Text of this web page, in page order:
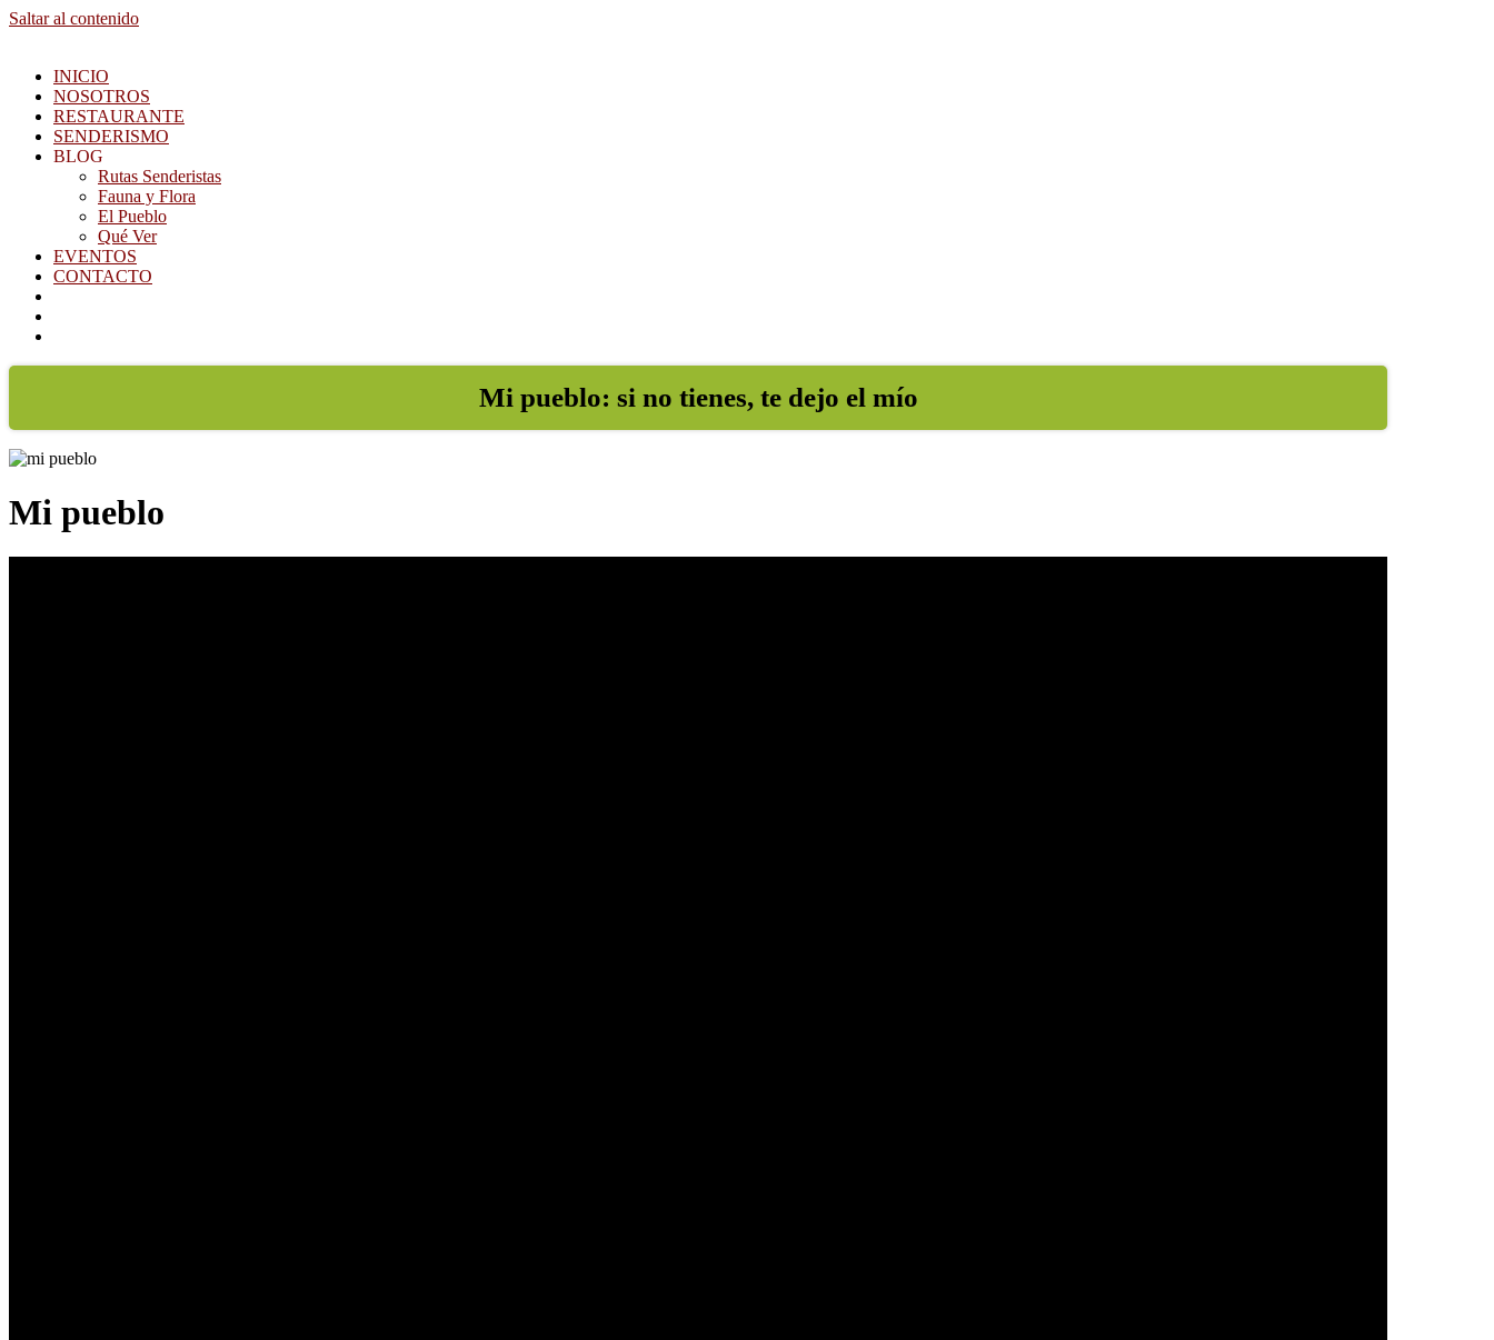
Saltar al contenido
INICIO
NOSOTROS
RESTAURANTE
SENDERISMO
BLOG
Rutas Senderistas
Fauna y Flora
El Pueblo
Qué Ver
EVENTOS
CONTACTO
Mi pueblo: si no tienes, te dejo el mío
Mi pueblo